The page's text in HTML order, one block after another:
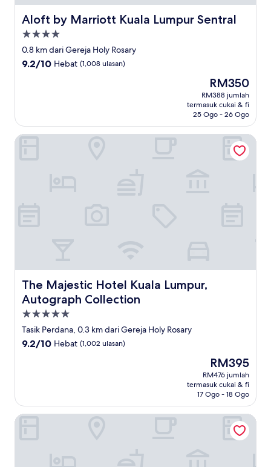
Aloft by Marriott Kuala Lumpur Sentral
Aloft by Marriott Kuala Lumpur Sentral
Hartanah
4.0
bintang
0.8 km dari Gereja Holy Rosary
9.2
9.2/10 Hebat (1,008 ulasan)
Harga
ialah
RM350
RM350
RM388 jumlah
termasuk cukai & fi
25 Ogo - 26 Ogo
The Majestic Hotel Kuala Lumpur,
Autograph Collection
The Majestic Hotel Kuala Lumpur, Autograph Collection
Hartanah
5.0
bintang
Tasik Perdana, 0.3 km dari Gereja Holy Rosary
9.2
9.2/10 Hebat (1,002 ulasan)
Harga
ialah
RM395
RM395
RM476 jumlah
termasuk cukai & fi
17 Ogo - 18 Ogo
The Majestic Hotel Kuala Lumpur, Autograph Collection
Hilton Kuala Lumpur